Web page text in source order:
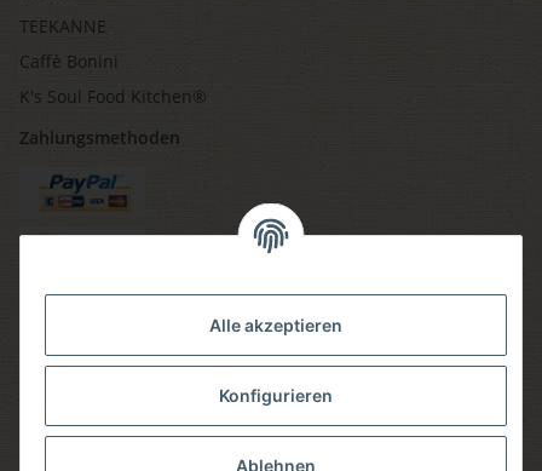
Alle akzeptieren
Konfigurieren
Ablehnen
TEEKANNE
Caffè Bonini
K's Soul Food Kitchen®
Zahlungsmethoden
Versandmethoden